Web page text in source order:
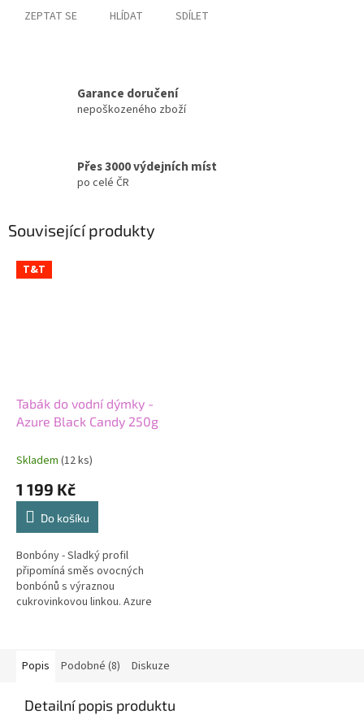
ZEPTAT SE HLÍDAT SDÍLET
Garance doručení
nepoškozeného zboží
Přes 3000 výdejních míst
po celé ČR
Související produkty
T&T
Tabák do vodní dýmky -
Azure Black Candy 250g
Skladem (12 ks)
1 199 Kč
Do košíku
Bonbóny - Sladký profil
připomíná směs ovocných
bonbónů s výraznou
cukrovinkovou linkou. Azure
Popis
Podobné (8) Diskuze
Detailní popis produktu